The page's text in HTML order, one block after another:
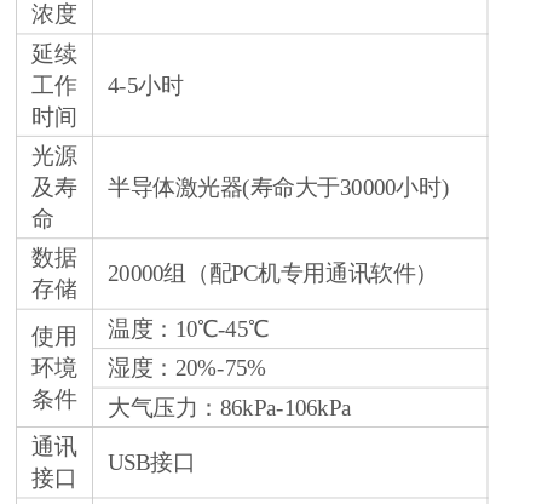
浓度
延续
工作
时间
4-5小时
光源
及寿
命
半导体激光器(寿命大于30000小时)
数据
存储
20000组（配PC机专用通讯软件）
使用
环境
条件
温度：10℃-45℃
湿度：20%-75%
大气压力：86kPa-106kPa
通讯
接口
USB接口